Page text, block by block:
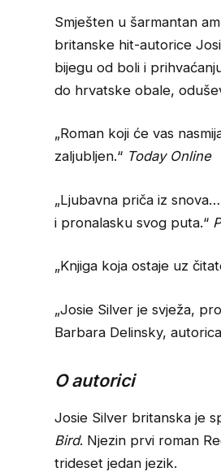
Smješten u šarmantan
britanske hit-autorice
bijegu od boli i
do hrvatske obale,
„Roman koji će vas
zaljubljen.“ Today Online
„Ljubavna priča iz
i pronalasku svog puta.“
„Knjiga koja ostaje uz
„Josie Silver je svježa,
Barbara Delinsky,
O autorici
Josie Silver britanska je
Bird. Njezin prvi roman
trideset jedan jezik.